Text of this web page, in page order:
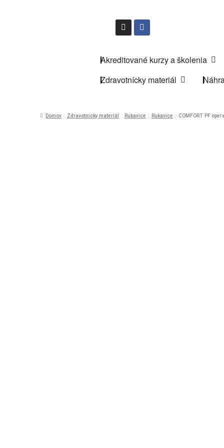
Akreditované kurzy a školenia
Zdravotnícky materiál
Domov Zdravotnícky materiál Rukavice Rukavice COMFORT PF